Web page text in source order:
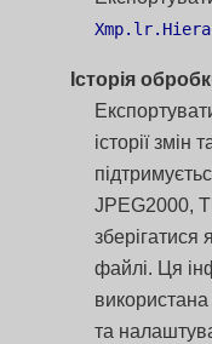
Історія
історії змін
JPEG2000,
зберігатися
файлі. Ця
та